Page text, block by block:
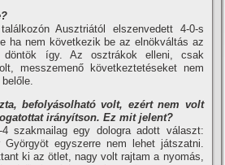
Ausztriától elszenvedett 4-0-s
ha nem következik be az elnökváltás az
döntök í­gy. Az osztrákok elleni, csak
messzemenő következtetéseket nem
befolyásolható volt, ezért nem volt
irányí­tson. Ez mit jelent?
szakmailag egy dologra adott választ:
Györgyöt egyszerre nem lehet játszatni.
ki az ötlet, nagy volt rajtam a nyomás,